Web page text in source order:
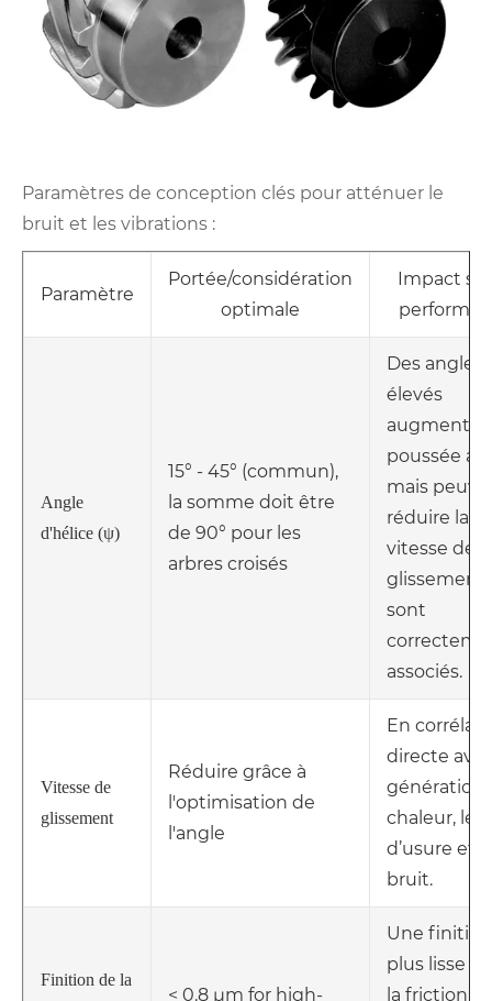
Paramètres de conception clés pour atténuer le
bruit et les vibrations :
Paramètre
Portée/considération
optimale
Impact
Angle
d'hélice (ψ)
15° - 45° (commun),
la somme doit être
de 90° pour les
arbres croisés
Des angles
élevés
poussée
mais
réduire la
vitesse de
glissement
sont
associés.
Vitesse de
glissement
Réduire grâce à
l'optimisation de
l'angle
En
directe
génération
chaleur, le
d’usure et
bruit.
Finition de la
< 0.8 μm for high-
Une finition
plus lisse
la friction, la